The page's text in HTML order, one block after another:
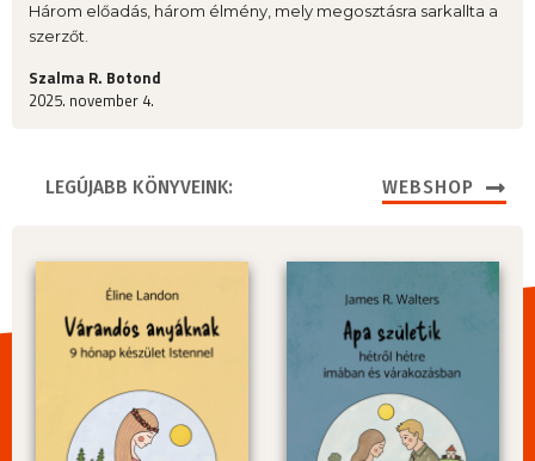
Három előadás, három élmény, mely megosztásra sarkallta a
szerzőt.
Szalma R. Botond
2025. november 4.
LEGÚJABB KÖNYVEINK: WEBSHOP